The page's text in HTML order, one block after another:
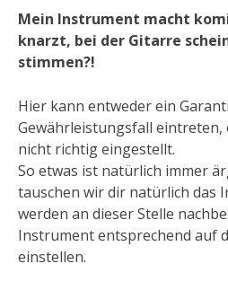
Mein Instrument macht
knarzt, bei der Gitarre
stimmen?!
Hier kann entweder ein
Gewährleistungsfall
nicht richtig eingestellt.
So etwas ist natürlich immer
tauschen wir dir natürlich das
werden an dieser Stelle
Instrument entsprechend auf
einstellen.